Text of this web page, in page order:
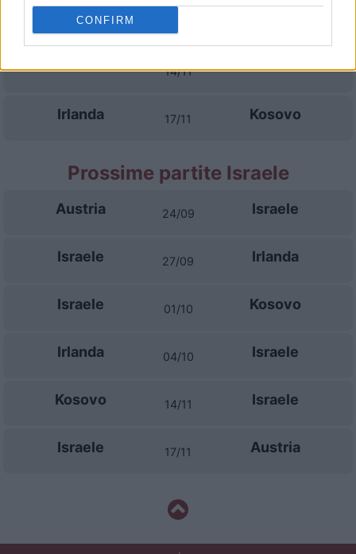
CONFIRM
Irlanda
Austria 14/11 Irlanda
Irlanda 17/11 Kosovo
Prossime partite Israele
Austria 24/09 Israele
Israele 27/09 Irlanda
Israele 01/10 Kosovo
Irlanda 04/10 Israele
Kosovo 14/11 Israele
Israele 17/11 Austria